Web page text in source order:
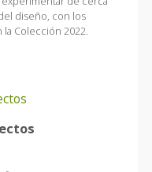
diseño, con los
Colección 2022.